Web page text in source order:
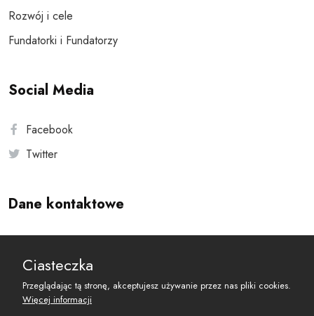
Rozwój i cele
Fundatorki i Fundatorzy
Social Media
Facebook
Twitter
Dane kontaktowe
reset@resetobywatelski.pl
Ciasteczka
Przeglądając tą stronę, akceptujesz używanie przez nas pliki cookies.
Więcej informacji